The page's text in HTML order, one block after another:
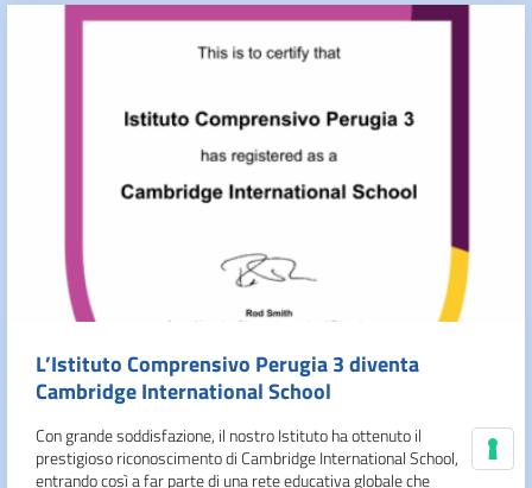
L’Istituto Comprensivo Perugia 3 diventa
Cambridge International School
Con grande soddisfazione, il nostro Istituto ha ottenuto il
prestigioso riconoscimento di Cambridge International School,
entrando così a far parte di una rete educativa globale che
Le